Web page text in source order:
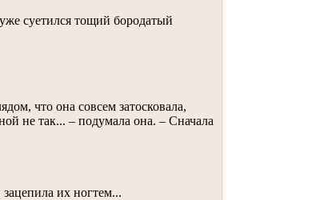
суетился тощий бородатый
что она совсем затосковала,
не так... – подумала она. – Сначала
их ногтем...